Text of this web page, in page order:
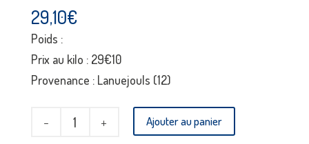
29,10€
Poids :
Prix au kilo : 29€10
Provenance : Lanuejouls (12)
quantité
Ajouter au panier